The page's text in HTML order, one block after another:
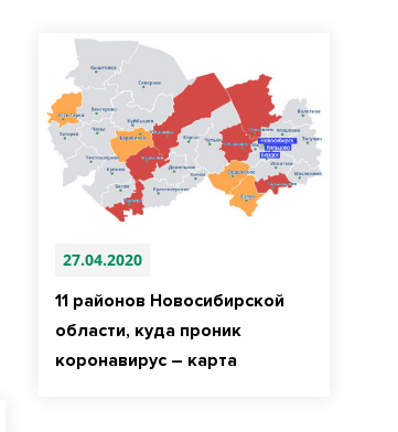
27.04.2020
11 районов Новосибирской
области, куда проник
коронавирус – карта